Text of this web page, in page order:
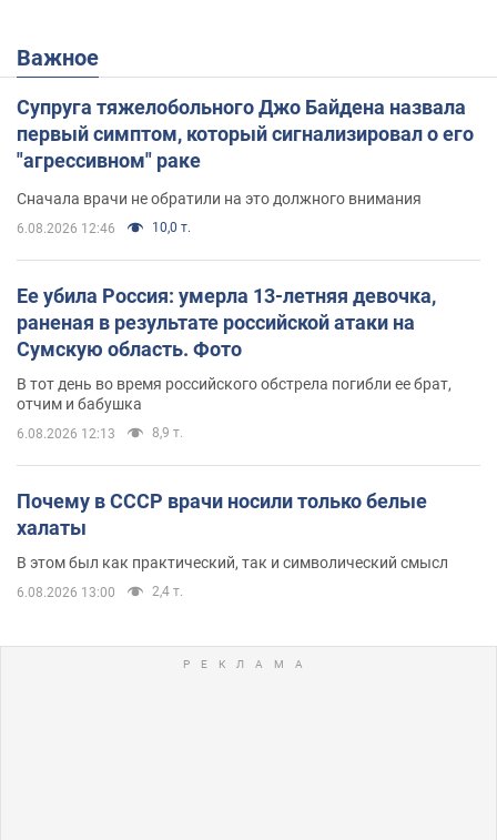
Важное
Супруга тяжелобольного Джо Байдена назвала
первый симптом, который сигнализировал о его
"агрессивном" раке
Сначала врачи не обратили на это должного внимания
6.08.2026 12:46 10,0 т.
Ее убила Россия: умерла 13-летняя девочка,
раненая в результате российской атаки на
Сумскую область. Фото
В тот день во время российского обстрела погибли ее брат,
отчим и бабушка
6.08.2026 12:13 8,9 т.
Почему в СССР врачи носили только белые
халаты
В этом был как практический, так и символический смысл
6.08.2026 13:00 2,4 т.